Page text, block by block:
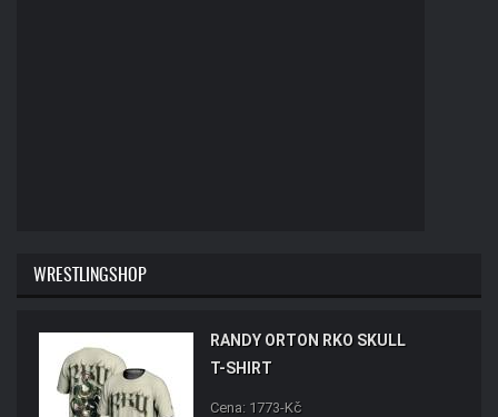
WRESTLINGSHOP
RANDY ORTON RKO SKULL
T-SHIRT
Cena: 1773-Kč